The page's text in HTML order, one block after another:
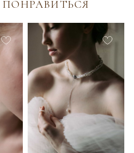
заявку
материал), вы
идеальное
контактные данные.
деталей.